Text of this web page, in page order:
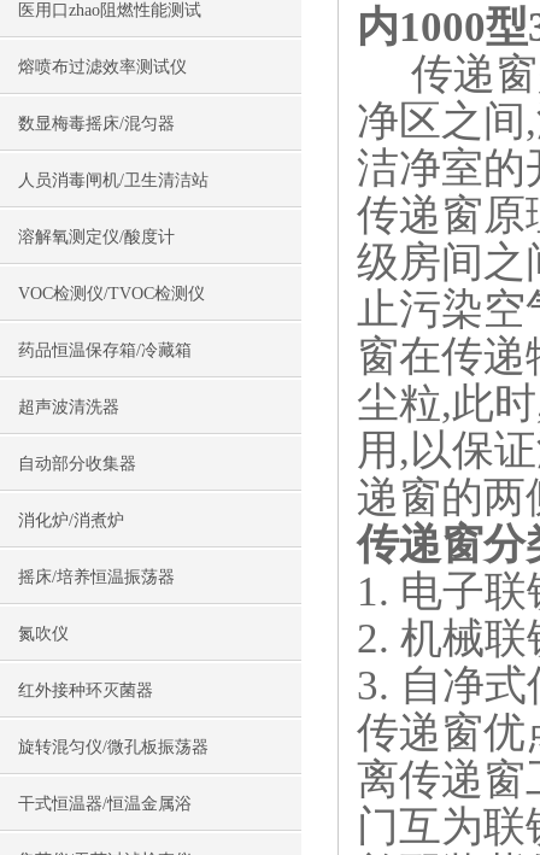
医用口zhao阻燃性能测试
熔喷布过滤效率测试仪
数显梅毒摇床/混匀器
人员消毒闸机/卫生清洁站
溶解氧测定仪/酸度计
VOC检测仪/TVOC检测仪
药品恒温保存箱/冷藏箱
超声波清洗器
自动部分收集器
消化炉/消煮炉
摇床/培养恒温振荡器
氮吹仪
红外接种环灭菌器
旋转混匀仪/微孔板振荡器
干式恒温器/恒温金属浴
内1000
传递窗
净区之间
洁净室的
传递窗原
级房间之
止污染空
窗在传
尘粒,此
用,以保
递窗的两
传递窗分
1. 电子
2. 机械
3. 自净
传递窗
离传递窗
门互为